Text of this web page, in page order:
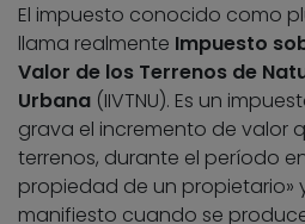
El impuesto conocido como
llama realmente Impuesto
Valor de los Terrenos de
Urbana (IIVTNU). Es un
grava el incremento de valor
terrenos, durante el período
propiedad de un propietario»
manifiesto cuando se